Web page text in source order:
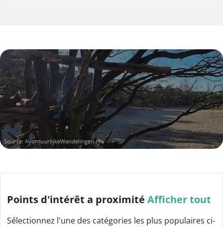
Source: AvontuurlijkeWandelingen.nl
Points d'intérêt a proximité Afficher tout
Sélectionnez l'une des catégories les plus populaires ci-